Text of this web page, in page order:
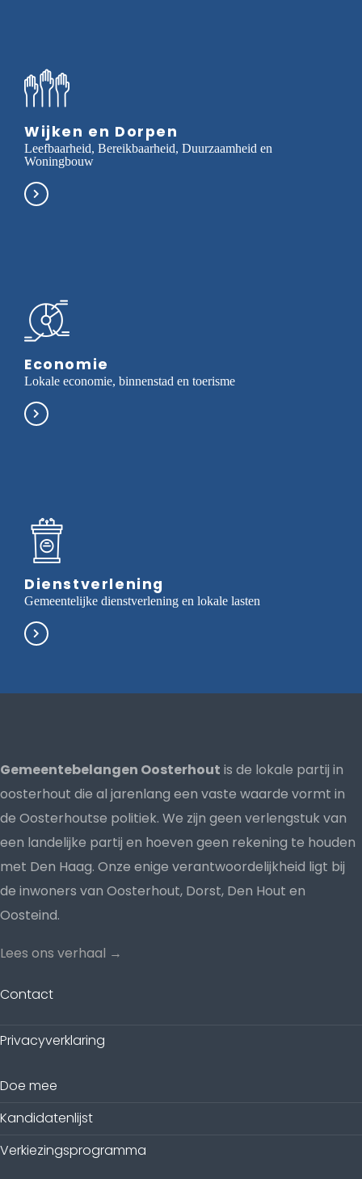
Wijken en Dorpen
Leefbaarheid, Bereikbaarheid, Duurzaamheid en
Woningbouw
Economie
Lokale economie, binnenstad en toerisme
Dienstverlening
Gemeentelijke dienstverlening en lokale lasten
Gemeentebelangen Oosterhout is de lokale partij in
oosterhout die al jarenlang een vaste waarde vormt in
de Oosterhoutse politiek. We zijn geen verlengstuk van
een landelijke partij en hoeven geen rekening te houden
met Den Haag. Onze enige verantwoordelijkheid ligt bij
de inwoners van Oosterhout, Dorst, Den Hout en
Oosteind.
Lees ons verhaal →
Contact
Privacyverklaring
Doe mee
Kandidatenlijst
Verkiezingsprogramma